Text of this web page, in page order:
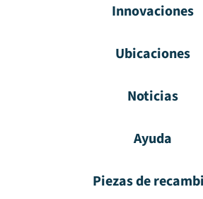
Innovaciones
Ubicaciones
Noticias
Ayuda
Piezas de